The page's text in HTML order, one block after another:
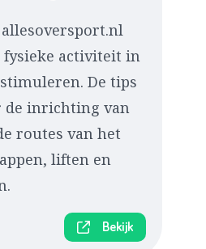
fysieke activiteit in
De tips
de inrichting van
routes van het
liften en
Bekijk